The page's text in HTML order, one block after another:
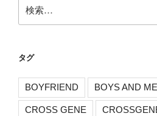
索:
タグ
BOYFRIEND BOYS AND
CROSS GENE